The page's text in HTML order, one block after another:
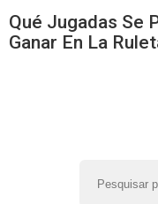
Qué Jugadas Se
Ganar En La